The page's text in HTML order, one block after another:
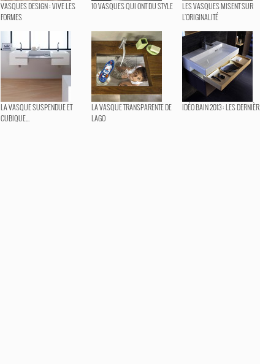
VASQUES DESIGN : VIVE LES
FORMES
10 VASQUES QUI ONT DU STYLE
LES VASQUES MISENT SUR
L'ORIGINALITÉ
LA VASQUE SUSPENDUE ET
CUBIQUE...
LA VASQUE TRANSPARENTE DE
LAGO
IDÉO BAIN 2013 : LES DERNIÈR...